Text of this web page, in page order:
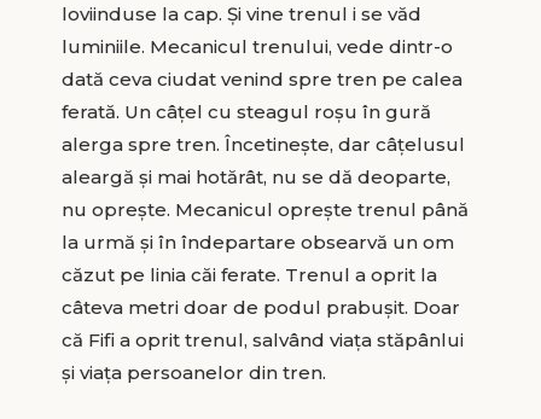
loviinduse la cap. Și vine trenul i se văd
luminiile. Mecanicul trenului, vede dintr-o
dată ceva ciudat venind spre tren pe calea
ferată. Un câțel cu steagul roșu în gură
alerga spre tren. Încetinește, dar câțelusul
aleargă și mai hotărât, nu se dă deoparte,
nu oprește. Mecanicul oprește trenul până
la urmă și în îndepartare obsearvă un om
căzut pe linia căi ferate. Trenul a oprit la
câteva metri doar de podul prabușit. Doar
că Fifi a oprit trenul, salvând viața stăpânlui
și viața persoanelor din tren.